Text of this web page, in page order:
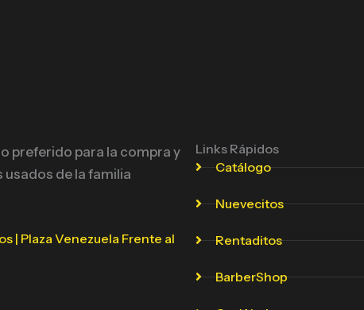
preferido para la compra y
de la familia
| Plaza Venezuela Frente al
Links Rápidos
Catálogo
Nuevecitos
Rentaditos
BarberShop